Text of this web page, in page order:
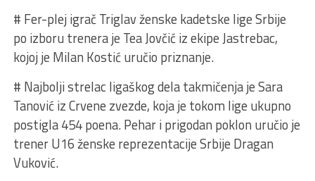
# Fer-plej igrač Triglav ženske kadetske lige Srbije
po izboru trenera je Tea Jovčić iz ekipe Jastrebac,
kojoj je Milan Kostić uručio priznanje.
# Najbolji strelac ligaškog dela takmičenja je Sara
Tanović iz Crvene zvezde, koja je tokom lige ukupno
postigla 454 poena. Pehar i prigodan poklon uručio je
trener U16 ženske reprezentacije Srbije Dragan
Vuković.